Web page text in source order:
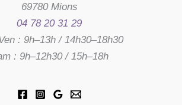
69780 Mions
04 78 20 31 29
: 9h–13h / 14h30–18h30
: 9h–12h30 / 15h–18h